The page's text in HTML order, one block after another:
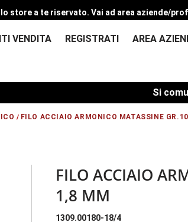
store a te riservato. Vai ad area aziende/
VENDITA REGISTRATI AREA
Si
/ FILO ACCIAIO ARMONICO MATASSINE
FILO ACCIAIO
1,8 MM
1309.00180-18/4